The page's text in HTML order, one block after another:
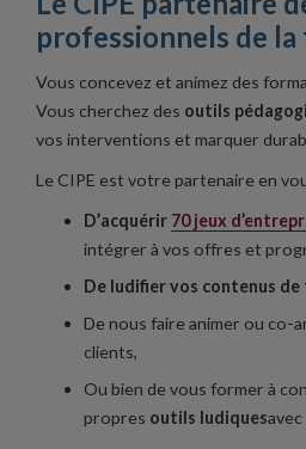
professionnels de
Vous concevez et animez des
Vous cherchez des outils
vos interventions et marquer
Le CIPE est votre partenaire en
D’acquérir 70 jeux
intégrer à vos offres et
De ludifier vos contenus
De nous faire animer ou co-
clients,
Ou bien de vous former à
propres outils ludiques